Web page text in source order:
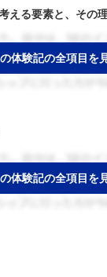
える要素と、その